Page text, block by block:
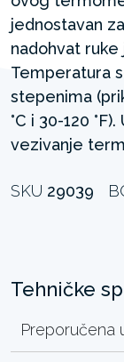
jednostavan
nadohvat
Temperatura
stepenima
°C i 30-120
vezivanje
SKU 29039
Tehničke
Preporučena